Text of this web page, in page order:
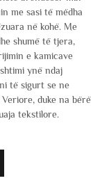
me sasi të mëdha
në kohë. Me
shumë të tjera,
e kamicave
ynë ndaj
të sigurt se ne
duke na bërë
tekstilore.